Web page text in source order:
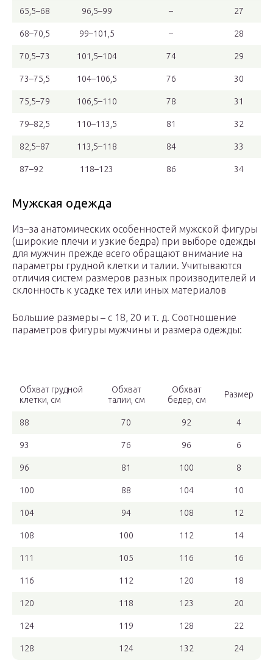
65,5–68 96,5–99 – 27
68–70,5 99–101,5 – 28
70,5–73 101,5–104 74 29
73–75,5 104–106,5 76 30
75,5–79 106,5–110 78 31
79–82,5 110–113,5 81 32
82,5–87 113,5–118 84 33
87–92 118–123 86 34
Мужская одежда
Из–за анатомических особенностей мужской фигуры
(широкие плечи и узкие бедра) при выборе одежды
для мужчин прежде всего обращают внимание на
параметры грудной клетки и талии. Учитываются
отличия систем размеров разных производителей и
склонность к усадке тех или иных материалов
Большие размеры – с 18, 20 и т. д. Соотношение
параметров фигуры мужчины и размера одежды:
Обхват грудной
клетки, см
Обхват
талии, см
Обхват
бедер, см
Размер
88 70 92 4
93 76 96 6
96 81 100 8
100 88 104 10
104 94 108 12
108 100 112 14
111 105 116 16
116 112 120 18
120 118 123 20
124 119 128 22
128 124 132 24